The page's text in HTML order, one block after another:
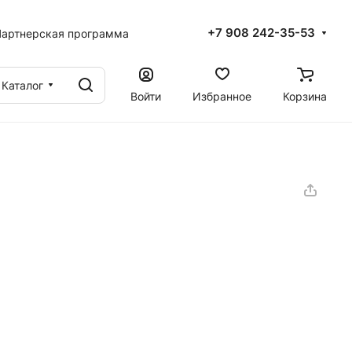
программа +7 908 242-35-53
Каталог
Войти
Избранное Корзина